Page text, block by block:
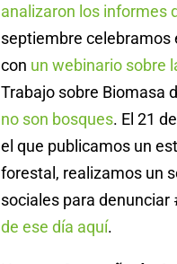
analizaron los informes
septiembre celebramos
con un webinario sobre
Trabajo sobre Biomasa
no son bosques. El 21
el que publicamos un
forestal, realizamos un
sociales para
de ese día aquí.